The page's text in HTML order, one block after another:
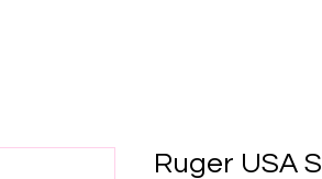
Ruger USA